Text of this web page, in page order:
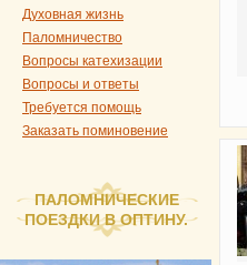
Духовная жизнь
Паломничество
Вопросы катехизации
Вопросы и ответы
Требуется помощь
Заказать поминовение
ПАЛОМНИЧЕСКИЕ
ПОЕЗДКИ В ОПТИНУ.